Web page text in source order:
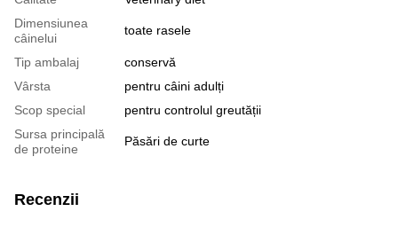
Dimensiunea
câinelui
toate rasele
Tip ambalaj
conservă
Vârsta
pentru câini adulți
Scop special
pentru controlul greutății
Sursa principală
de proteine
Păsări de curte
Recenzii